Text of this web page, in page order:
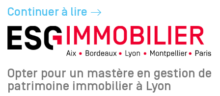
Continuer à lire
Opter pour un mastère en gestion de
patrimoine immobilier à Lyon